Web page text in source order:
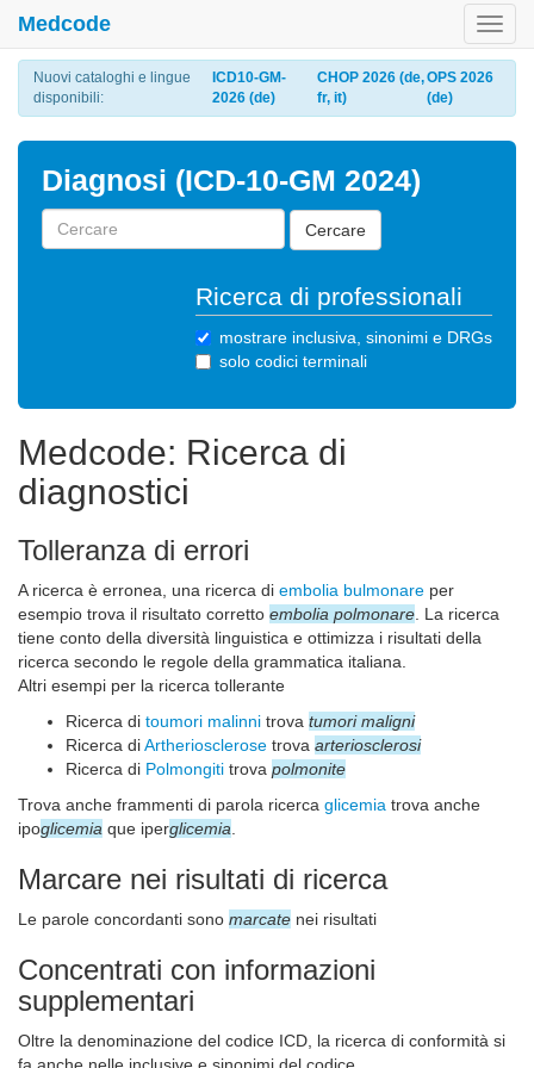
Medcode
Nuovi cataloghi e lingue
disponibili:
ICD10-GM-
2026 (de)
CHOP 2026 (de,
fr, it)
OPS 2026
(de)
Diagnosi (ICD-10-GM 2024)
Cercare
Ricerca di professionali
mostrare inclusiva, sinonimi e DRGs
solo codici terminali
Medcode: Ricerca di
diagnostici
Tolleranza di errori
A ricerca è erronea, una ricerca di embolia bulmonare per
esempio trova il risultato corretto embolia polmonare . La ricerca
tiene conto della diversità linguistica e ottimizza i risultati della
ricerca secondo le regole della grammatica italiana.
Altri esempi per la ricerca tollerante
Ricerca di toumori malinni trova tumori maligni
Ricerca diArtheriosclerose trova arteriosclerosi
Ricerca di Polmongiti trova polmonite
Trova anche frammenti di parola ricerca glicemia trova anche
ipoglicemia que iperglicemia
Marcare nei risultati di ricerca
Le parole concordanti sono marcate nei risultati
Concentrati con informazioni
supplementari
Oltre la denominazione del codice ICD, la ricerca di conformità si